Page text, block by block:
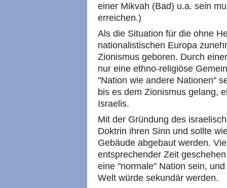
einer Mikvah (Bad) u.a. sein
erreichen.)
Als die Situation für die ohne
nationalistischen Europa
Zionismus geboren. Durch
nur eine ethno-religiöse
"Nation wie andere Nationen"
bis es dem Zionismus gelang,
Israelis.
Mit der Gründung des
Doktrin ihren Sinn und sollte
Gebäude abgebaut werden.
entsprechender Zeit
eine "normale" Nation sein,
Welt würde sekundär werden.